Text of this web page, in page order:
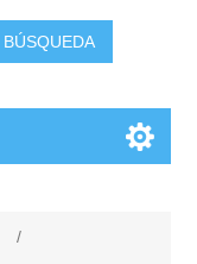
BÚSQUEDA
/